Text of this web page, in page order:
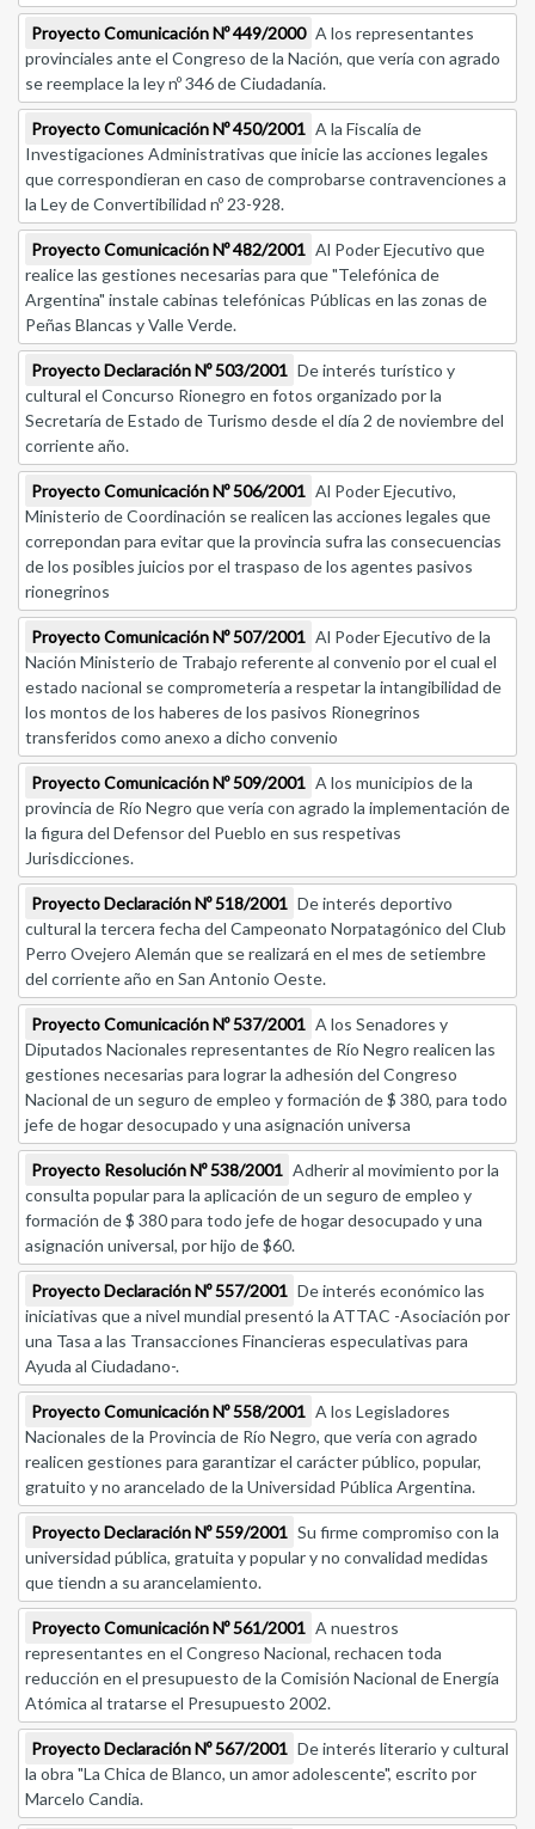
Proyecto Comunicación Nº 449/2000 A los representantes
provinciales ante el Congreso de la Nación, que vería con agrado
se reemplace la ley nº 346 de Ciudadanía.
Proyecto Comunicación Nº 450/2001 A la Fiscalía de
Investigaciones Administrativas que inicie las acciones legales
que correspondieran en caso de comprobarse contravenciones a
la Ley de Convertibilidad nº 23-928.
Proyecto Comunicación Nº 482/2001 Al Poder Ejecutivo que
realice las gestiones necesarias para que "Telefónica de
Argentina" instale cabinas telefónicas Públicas en las zonas de
Peñas Blancas y Valle Verde.
Proyecto Declaración Nº 503/2001 De interés turístico y
cultural el Concurso Rionegro en fotos organizado por la
Secretaría de Estado de Turismo desde el día 2 de noviembre del
corriente año.
Proyecto Comunicación Nº 506/2001 Al Poder Ejecutivo,
Ministerio de Coordinación se realicen las acciones legales que
correpondan para evitar que la provincia sufra las consecuencias
de los posibles juicios por el traspaso de los agentes pasivos
rionegrinos
Proyecto Comunicación Nº 507/2001 Al Poder Ejecutivo de la
Nación Ministerio de Trabajo referente al convenio por el cual el
estado nacional se comprometería a respetar la intangibilidad de
los montos de los haberes de los pasivos Rionegrinos
transferidos como anexo a dicho convenio
Proyecto Comunicación Nº 509/2001 A los municipios de la
provincia de Río Negro que vería con agrado la implementación de
la figura del Defensor del Pueblo en sus respetivas
Jurisdicciones.
Proyecto Declaración Nº 518/2001 De interés deportivo
cultural la tercera fecha del Campeonato Norpatagónico del Club
Perro Ovejero Alemán que se realizará en el mes de setiembre
del corriente año en San Antonio Oeste.
Proyecto Comunicación Nº 537/2001 A los Senadores y
Diputados Nacionales representantes de Río Negro realicen las
gestiones necesarias para lograr la adhesión del Congreso
Nacional de un seguro de empleo y formación de $ 380, para todo
jefe de hogar desocupado y una asignación universa
Proyecto Resolución Nº 538/2001 Adherir al movimiento por la
consulta popular para la aplicación de un seguro de empleo y
formación de $ 380 para todo jefe de hogar desocupado y una
asignación universal, por hijo de $60.
Proyecto Declaración Nº 557/2001 De interés económico las
iniciativas que a nivel mundial presentó la ATTAC -Asociación por
una Tasa a las Transacciones Financieras especulativas para
Ayuda al Ciudadano-.
Proyecto Comunicación Nº 558/2001 A los Legisladores
Nacionales de la Provincia de Río Negro, que vería con agrado
realicen gestiones para garantizar el carácter público, popular,
gratuito y no arancelado de la Universidad Pública Argentina.
Proyecto Declaración Nº 559/2001 Su firme compromiso con la
universidad pública, gratuita y popular y no convalidad medidas
que tiendn a su arancelamiento.
Proyecto Comunicación Nº 561/2001 A nuestros
representantes en el Congreso Nacional, rechacen toda
reducción en el presupuesto de la Comisión Nacional de Energía
Atómica al tratarse el Presupuesto 2002.
Proyecto Declaración Nº 567/2001 De interés literario y cultural
la obra "La Chica de Blanco, un amor adolescente", escrito por
Marcelo Candia.